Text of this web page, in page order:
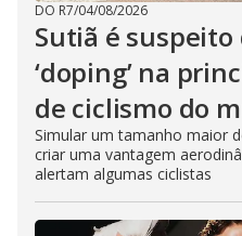
DO R7/04/08/2026
Sutiã é suspeito
‘doping’ na
de ciclismo do
Simular um tamanho maior
criar uma vantagem
alertam algumas ciclistas